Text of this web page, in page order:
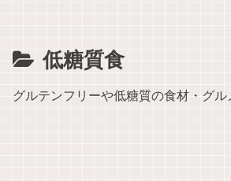
低糖質食
グルテンフリーや低糖質の食材・グル